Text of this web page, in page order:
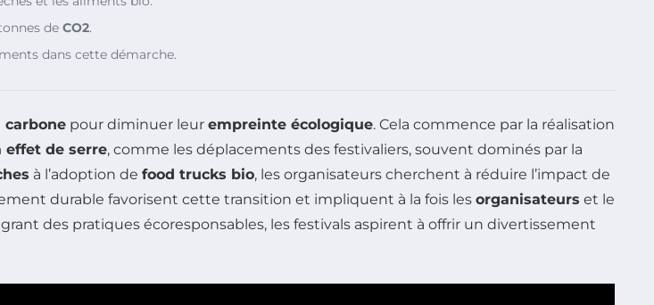
de CO2.
dans cette démarche.
carbone pour diminuer leur empreinte écologique. Cela commence par la réalisation
effet de serre, comme les déplacements des festivaliers, souvent dominés par la
à l’adoption de food trucks bio, les organisateurs cherchent à réduire l’impact de
durable favorisent cette transition et impliquent à la fois les organisateurs et le
des pratiques écoresponsables, les festivals aspirent à offrir un divertissement